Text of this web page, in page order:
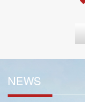
NEWS